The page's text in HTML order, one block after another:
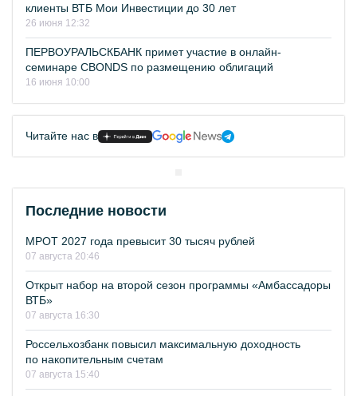
клиенты ВТБ Мои Инвестиции до 30 лет
26 июня 12:32
ПЕРВОУРАЛЬСКБАНК примет участие в онлайн-
семинаре CBONDS по размещению облигаций
16 июня 10:00
Читайте нас в
Последние новости
МРОТ 2027 года превысит 30 тысяч рублей
07 августа 20:46
Открыт набор на второй сезон программы «Амбассадоры
ВТБ»
07 августа 16:30
Россельхозбанк повысил максимальную доходность
по накопительным счетам
07 августа 15:40